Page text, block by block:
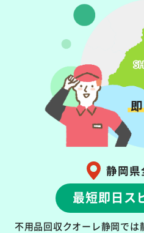
静岡県
最短即日ス
不用品回収クオーレ静岡では